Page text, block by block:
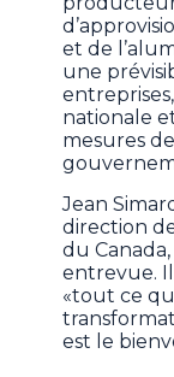
et de
une
nationale
mesures
Jean
direction
du
entrevue.
«tout ce
est le